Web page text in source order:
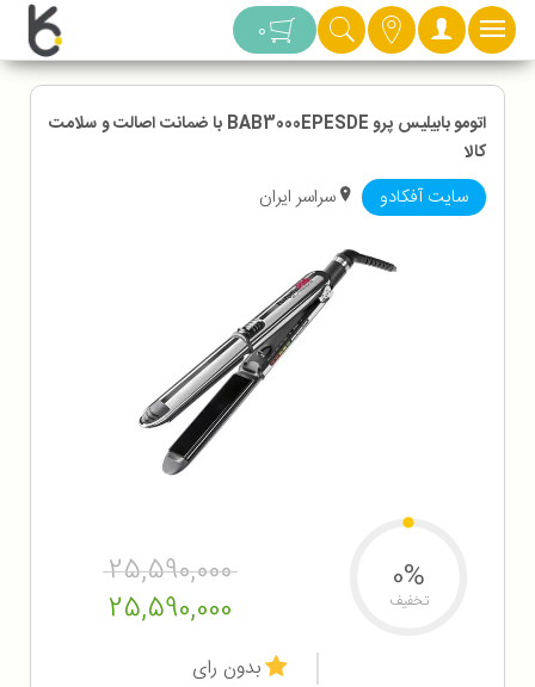
دسته بندی 0
اتومو بابیلیس پرو BAB3000EPESDE با ضمانت اصالت و سلامت
کالا
سایت آفکادو سراسر ایران
25,590,000
25,590,000
0%
تخفیف
بدون رای